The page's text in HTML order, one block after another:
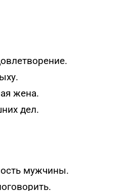
жена.
дел.
мужчины.